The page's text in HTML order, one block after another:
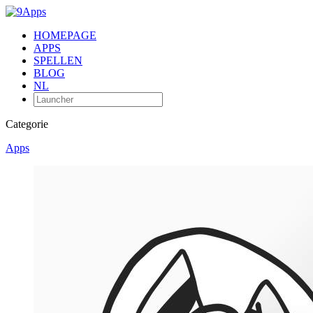
HOMEPAGE
APPS
SPELLEN
BLOG
NL
Categorie
Apps